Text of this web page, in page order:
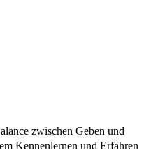
zwischen Geben und
Kennenlernen und Erfahren